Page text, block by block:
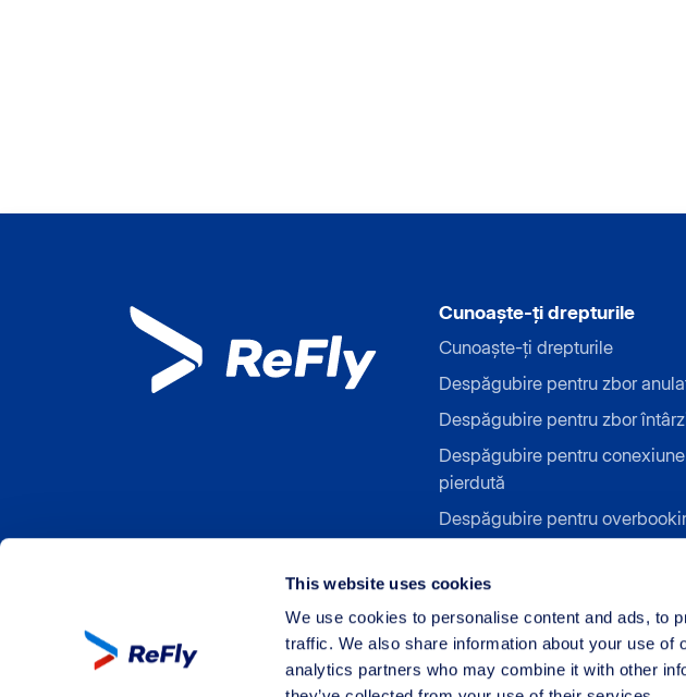
This website uses cookies
We use cookies to personalise content and ads, to
traffic. We also share information about your use of
analytics partners who may combine it with other
Cunoaște-ți drepturile
Cunoaște-ți drepturile
Despăgubire pentru zbor
Despăgubire pentru zbor
Despăgubire pentru conexiune
pierdută
Despăgubire pentru
refuzată
Despăgubire pentru grevă